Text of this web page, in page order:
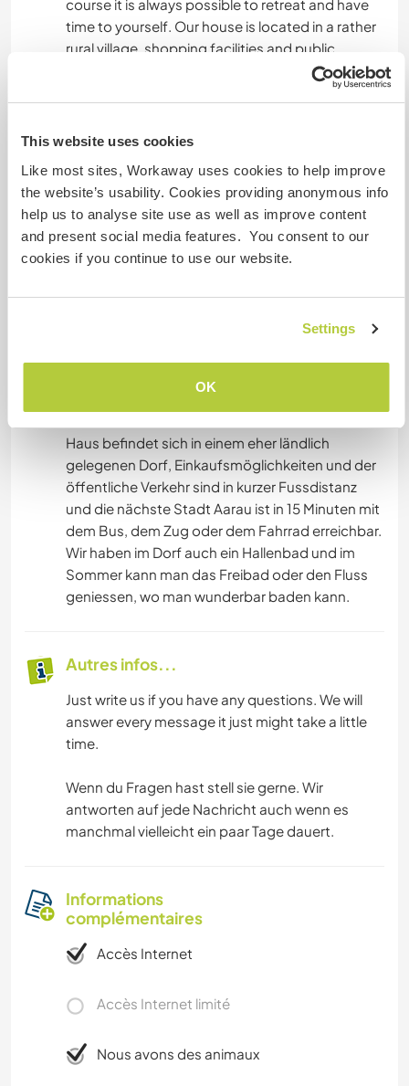
This website uses cookies
Like most sites, Workaway uses cookies to help improve
the website’s usability. Cookies providing anonymous info
help us to analyse site use as well as improve content
and present social media features. You consent to our
cookies if you continue to use our website.
Settings
OK
course it is always possible to retreat and have
time to yourself. Our house is located in a rather
rural village, shopping facilities and public
transport are within walking distance, and the
nearest town, Aarau, can be reached in 15
indoor swimming pool in the village, and in
river, which is a wonderful place to swim.
Wir haben ein schönes Gästezimmer mit einem
grossen Bett (1,60m) und teilen den Rest des
Hauses mit dir. Dein Zimmer ist im Erdgeschoss
sind im oberen Stock. Wir lieben es zu kochen
Haus befindet sich in einem eher ländlich
gelegenen Dorf, Einkaufsmöglichkeiten und der
öffentliche Verkehr sind in kurzer Fussdistanz
und die nächste Stadt Aarau ist in 15 Minuten mit
dem Bus, dem Zug oder dem Fahrrad erreichbar.
Wir haben im Dorf auch ein Hallenbad und im
Sommer kann man das Freibad oder den Fluss
geniessen, wo man wunderbar baden kann.
Autres infos...
Just write us if you have any questions. We will
answer every message it just might take a little
time.
Wenn du Fragen hast stell sie gerne. Wir
antworten auf jede Nachricht auch wenn es
manchmal vielleicht ein paar Tage dauert.
Informations
complémentaires
Accès Internet
Accès Internet limité
Nous avons des animaux